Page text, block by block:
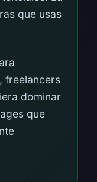
que usas
freelancers
dominar
que